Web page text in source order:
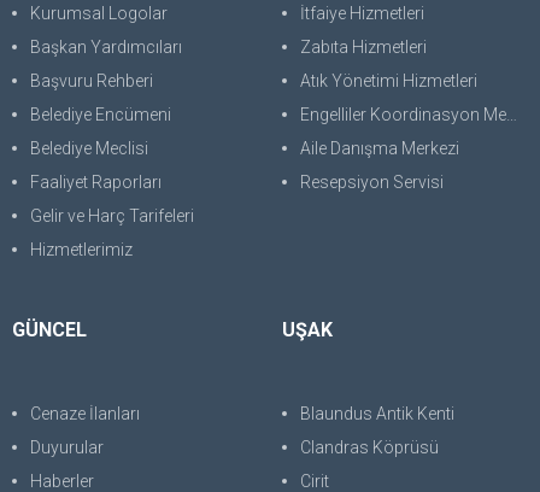
Kurumsal Logolar
Başkan Yardımcıları
Başvuru Rehberi
Belediye Encümeni
Belediye Meclisi
Faaliyet Raporları
Gelir ve Harç Tarifeleri
Hizmetlerimiz
İtfaiye Hizmetleri
Zabıta Hizmetleri
Atık Yönetimi Hizmetleri
Engelliler Koordinasyon Merkezi
Aile Danışma Merkezi
Resepsiyon Servisi
GÜNCEL
Cenaze İlanları
Duyurular
Haberler
UŞAK
Blaundus Antik Kenti
Clandras Köprüsü
Cirit